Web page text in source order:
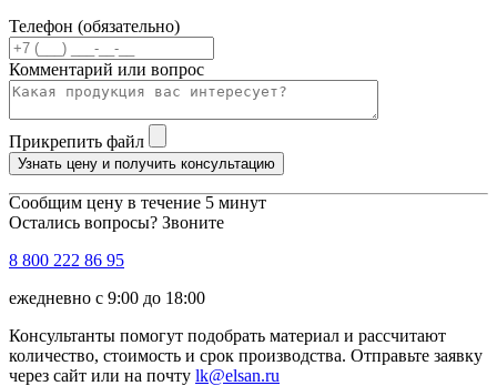
Телефон (обязательно)
Комментарий или вопрос
Прикрепить файл
Узнать цену и получить консультацию
Сообщим цену в течение 5 минут
Остались вопросы? Звоните
8 800 222 86 95
ежедневно с 9:00 до 18:00
Консультанты помогут подобрать материал и рассчитают
количество, стоимость и срок производства. Отправьте заявку
через сайт или на почту lk@elsan.ru